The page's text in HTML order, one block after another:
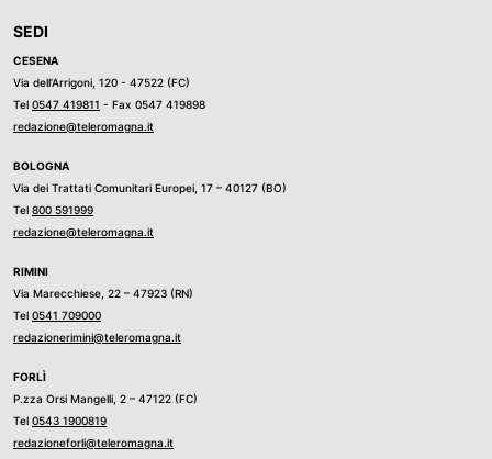
SEDI
CESENA
Via dell’Arrigoni, 120 - 47522 (FC)
Tel 0547 419811 - Fax 0547 419898
redazione@teleromagna.it
BOLOGNA
Via dei Trattati Comunitari Europei, 17 – 40127 (BO)
Tel 800 591999
redazione@teleromagna.it
RIMINI
Via Marecchiese, 22 – 47923 (RN)
Tel 0541 709000
redazionerimini@teleromagna.it
FORLÌ
P.zza Orsi Mangelli, 2 – 47122 (FC)
Tel 0543 1900819
redazioneforli@teleromagna.it